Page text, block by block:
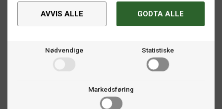
AVVIS ALLE GODTA ALLE
Nødvendige Statistiske
Markedsføring